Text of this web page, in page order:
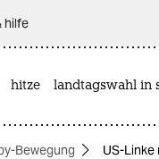
hilfe
hitze landtagswahl in
Bewegung US-Linke